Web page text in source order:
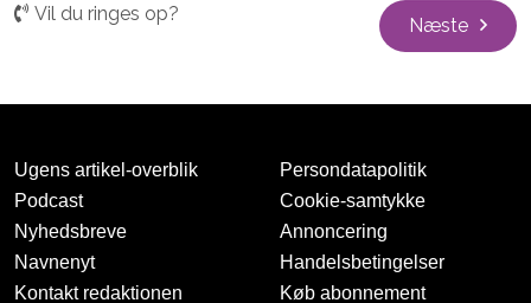
Vil du ringes op?
Næste
Ugens artikel-overblik
Podcast
Nyhedsbreve
Navnenyt
Kontakt redaktionen
Persondatapolitik
Cookie-samtykke
Annoncering
Handelsbetingelser
Køb abonnement